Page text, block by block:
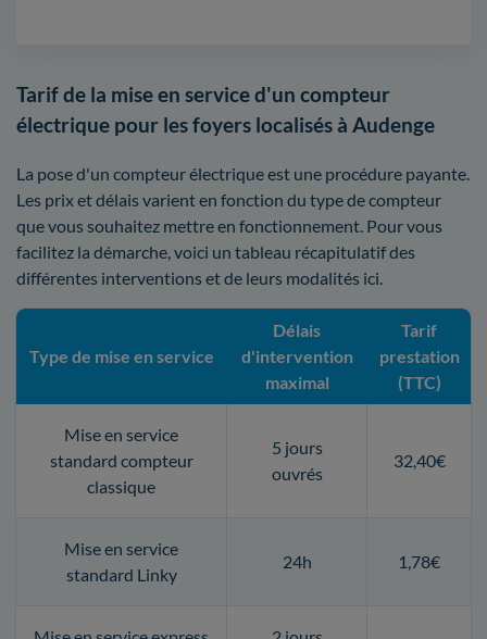
Tarif de la mise en service d'un compteur
électrique pour les foyers localisés à Audenge
La pose d'un compteur électrique est une procédure payante.
Les prix et délais varient en fonction du type de compteur
que vous souhaitez mettre en fonctionnement. Pour vous
facilitez la démarche, voici un tableau récapitulatif des
différentes interventions et de leurs modalités ici.
Type de mise en service
Délais
d'intervention
maximal
Tarif
prestation
(TTC)
Mise en service
standard compteur
classique
5 jours
ouvrés
32,40€
Mise en service
standard Linky
24h 1,78€